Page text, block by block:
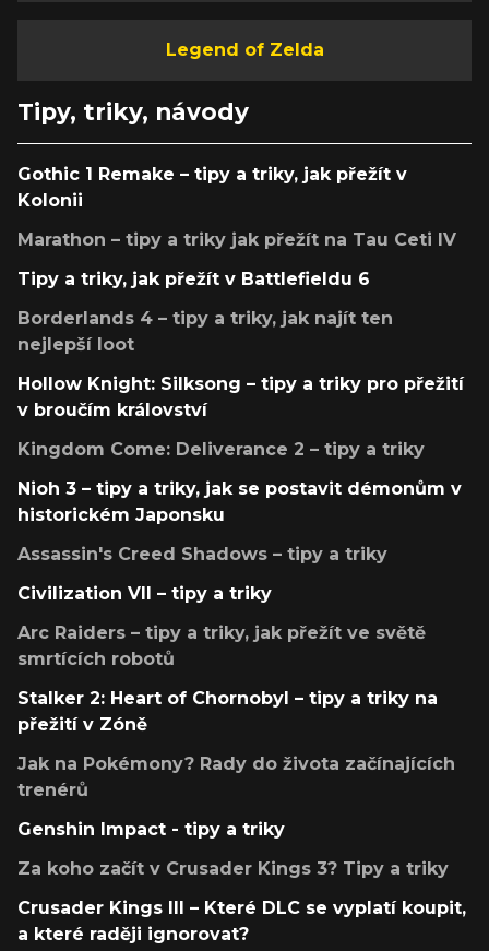
Legend of Zelda
Tipy, triky, návody
Gothic 1 Remake – tipy a triky, jak přežít v
Kolonii
Marathon – tipy a triky jak přežít na Tau Ceti IV
Tipy a triky, jak přežít v Battlefieldu 6
Borderlands 4 – tipy a triky, jak najít ten
nejlepší loot
Hollow Knight: Silksong – tipy a triky pro přežití
v broučím království
Kingdom Come: Deliverance 2 – tipy a triky
Nioh 3 – tipy a triky, jak se postavit démonům v
historickém Japonsku
Assassin's Creed Shadows – tipy a triky
Civilization VII – tipy a triky
Arc Raiders – tipy a triky, jak přežít ve světě
smrtících robotů
Stalker 2: Heart of Chornobyl – tipy a triky na
přežití v Zóně
Jak na Pokémony? Rady do života začínajících
trenérů
Genshin Impact - tipy a triky
Za koho začít v Crusader Kings 3? Tipy a triky
Crusader Kings III – Které DLC se vyplatí koupit,
a které raději ignorovat?